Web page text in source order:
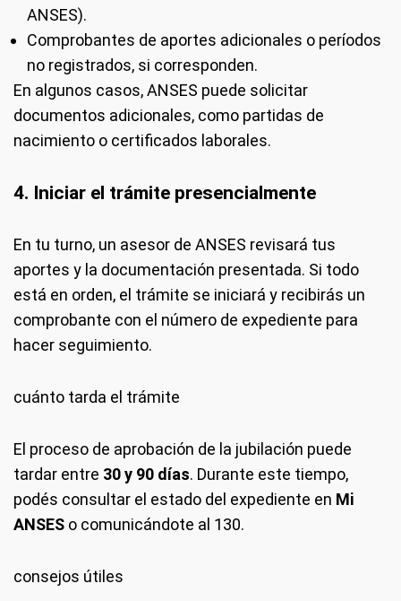
ANSES).
Comprobantes de aportes adicionales o períodos
no registrados, si corresponden.
En algunos casos, ANSES puede solicitar
documentos adicionales, como partidas de
nacimiento o certificados laborales.
4. Iniciar el trámite presencialmente
En tu turno, un asesor de ANSES revisará tus
aportes y la documentación presentada. Si todo
está en orden, el trámite se iniciará y recibirás un
comprobante con el número de expediente para
hacer seguimiento.
cuánto tarda el trámite
El proceso de aprobación de la jubilación puede
tardar entre 30 y 90 días. Durante este tiempo,
podés consultar el estado del expediente en Mi
ANSES o comunicándote al 130.
consejos útiles